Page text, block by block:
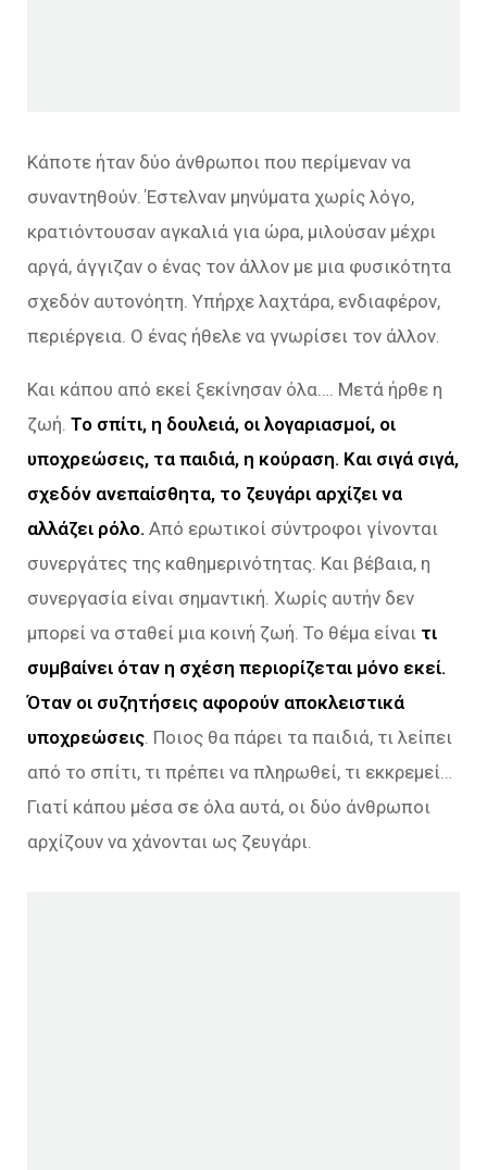
Κάποτε ήταν δύο άνθρωποι που περίμεναν να
συναντηθούν. Έστελναν μηνύματα χωρίς λόγο,
κρατιόντουσαν αγκαλιά για ώρα, μιλούσαν μέχρι
αργά, άγγιζαν ο ένας τον άλλον με μια φυσικότητα
σχεδόν αυτονόητη. Υπήρχε λαχτάρα, ενδιαφέρον,
περιέργεια. Ο ένας ήθελε να γνωρίσει τον άλλον.
Και κάπου από εκεί ξεκίνησαν όλα…. Μετά ήρθε η
ζωή. Το σπίτι, η δουλειά, οι λογαριασμοί, οι
υποχρεώσεις, τα παιδιά, η κούραση. Και σιγά σιγά,
σχεδόν ανεπαίσθητα, το ζευγάρι αρχίζει να
αλλάζει ρόλο. Από ερωτικοί σύντροφοι γίνονται
συνεργάτες της καθημερινότητας. Και βέβαια, η
συνεργασία είναι σημαντική. Χωρίς αυτήν δεν
μπορεί να σταθεί μια κοινή ζωή. Το θέμα είναι τι
συμβαίνει όταν η σχέση περιορίζεται μόνο εκεί.
Όταν οι συζητήσεις αφορούν αποκλειστικά
υποχρεώσεις. Ποιος θα πάρει τα παιδιά, τι λείπει
από το σπίτι, τι πρέπει να πληρωθεί, τι εκκρεμεί…
Γιατί κάπου μέσα σε όλα αυτά, οι δύο άνθρωποι
αρχίζουν να χάνονται ως ζευγάρι.